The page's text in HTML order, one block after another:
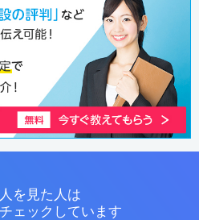
を見た人は
ェックしています